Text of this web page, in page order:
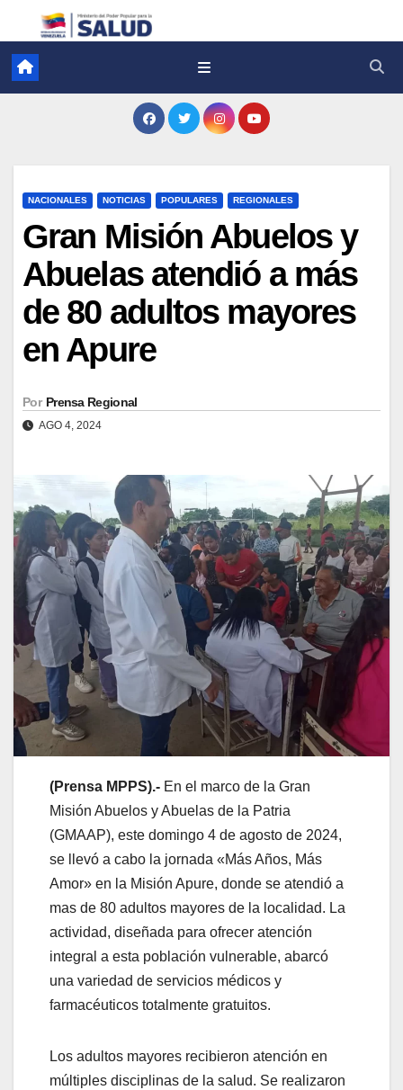
NACIONALES NOTICIAS POPULARES REGIONALES
Gran Misión Abuelos y
Abuelas atendió a más
de 80 adultos mayores
en Apure
Por Prensa Regional
AGO 4, 2024
(Prensa MPPS).- En el marco de la Gran
Misión Abuelos y Abuelas de la Patria
(GMAAP), este domingo 4 de agosto de 2024,
se llevó a cabo la jornada «Más Años, Más
Amor» en la Misión Apure, donde se atendió a
mas de 80 adultos mayores de la localidad. La
actividad, diseñada para ofrecer atención
integral a esta población vulnerable, abarcó
una variedad de servicios médicos y
farmacéuticos totalmente gratuitos.
Los adultos mayores recibieron atención en
múltiples disciplinas de la salud. Se realizaron